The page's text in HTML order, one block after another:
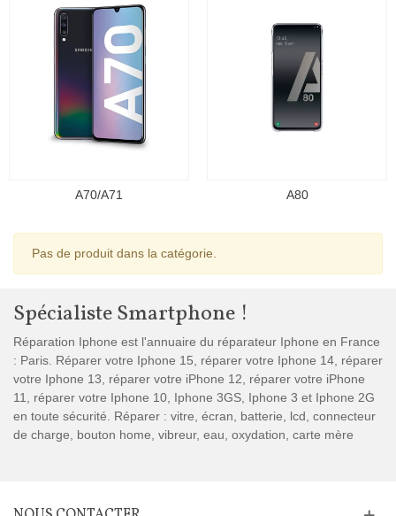
A70/A71 A80
Pas de produit dans la catégorie.
Spécialiste Smartphone !
Réparation Iphone est l'annuaire du réparateur Iphone en France
: Paris. Réparer votre Iphone 15, réparer votre Iphone 14, réparer
votre Iphone 13, réparer votre iPhone 12, réparer votre iPhone
11, réparer votre Iphone 10, Iphone 3GS, Iphone 3 et Iphone 2G
en toute sécurité. Réparer : vitre, écran, batterie, lcd, connecteur
de charge, bouton home, vibreur, eau, oxydation, carte mère